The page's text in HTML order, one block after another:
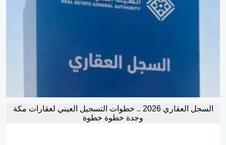
السجل العقاري 2026 .. خطوات التسجيل العيني لعقارات مكة
وجدة خطوة خطوة